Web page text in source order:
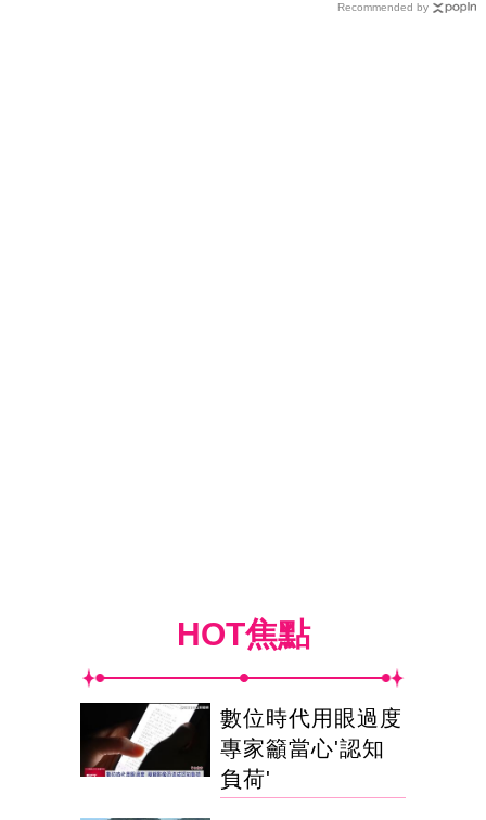
Recommended by
HOT焦點
數位時代用眼過度
專家籲當心'認知
負荷'